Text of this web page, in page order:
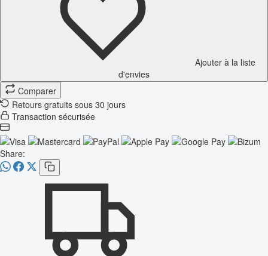
Ajouter à la liste
d'envies
Comparer
Retours gratuits sous 30 jours
Transaction sécurisée
Share: